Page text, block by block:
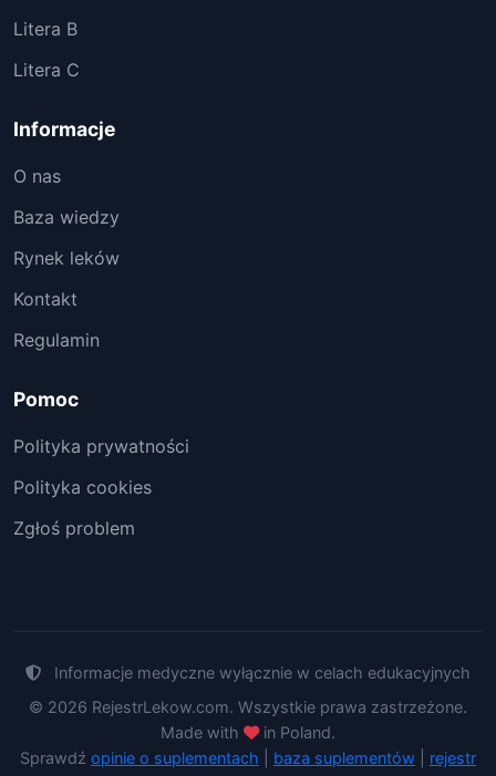
Litera B
Litera C
Informacje
O nas
Baza wiedzy
Rynek leków
Kontakt
Regulamin
Pomoc
Polityka prywatności
Polityka cookies
Zgłoś problem
Informacje medyczne wyłącznie w celach edukacyjnych
© 2026 RejestrLekow.com. Wszystkie prawa zastrzeżone.
Made with
in Poland.
Sprawdź opinie o suplementach baza suplementów
rejestr